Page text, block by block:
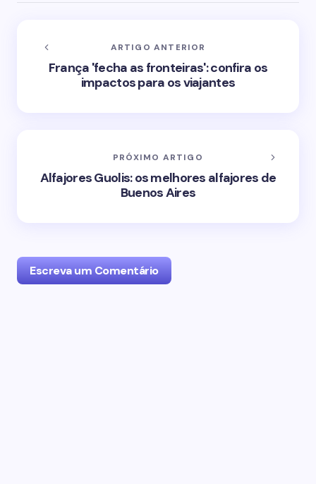
ARTIGO ANTERIOR
França 'fecha as fronteiras': confira os
impactos para os viajantes
PRÓXIMO ARTIGO
Alfajores Guolis: os melhores alfajores de
Buenos Aires
Escreva um Comentário